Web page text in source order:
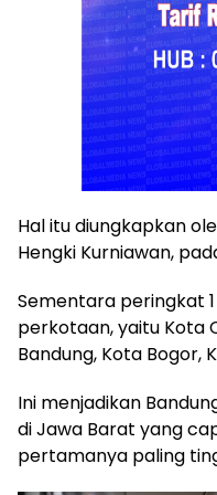
Hal itu diungkapkan
Hengki Kurniawan,
Sementara peringkat
perkotaan, yaitu Kota
Bandung, Kota Bogor,
Ini menjadikan
di Jawa Barat yang
pertamanya paling